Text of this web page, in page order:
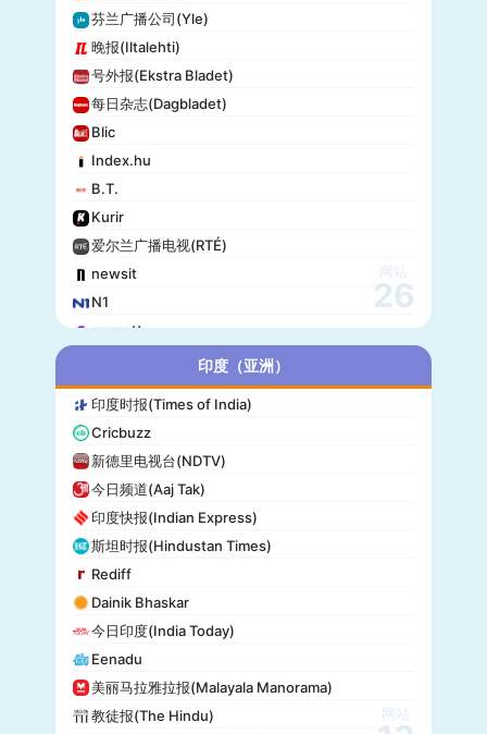
芬兰广播公司(Yle)
晚报(Iltalehti)
号外报(Ekstra Bladet)
每日杂志(Dagbladet)
Blic
Index.hu
B.T.
Kurir
爱尔兰广播电视(RTÉ)
newsit
N1
gazzetta
赫尔辛基日报(Helsingin Sanomat)
Origo
爱尔兰时报(Irish Times)
独立报(Independent)
MTV Uutiset
24.hu
晚邮报(Aftenposten)
DirBg
阿罗(Alo!)
政治报(Politiken)
24 Chasa
Fakti
网站
26
印度（亚洲）
印度时报(Times of India)
Cricbuzz
新德里电视台(NDTV)
今日频道(Aaj Tak)
印度快报(Indian Express)
斯坦时报(Hindustan Times)
Rediff
Dainik Bhaskar
今日印度(India Today)
Eenadu
美丽马拉雅拉报(Malayala Manorama)
教徒报(The Hindu)
网站